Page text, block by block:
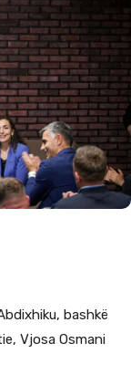
bashkë
Vjosa Osmani